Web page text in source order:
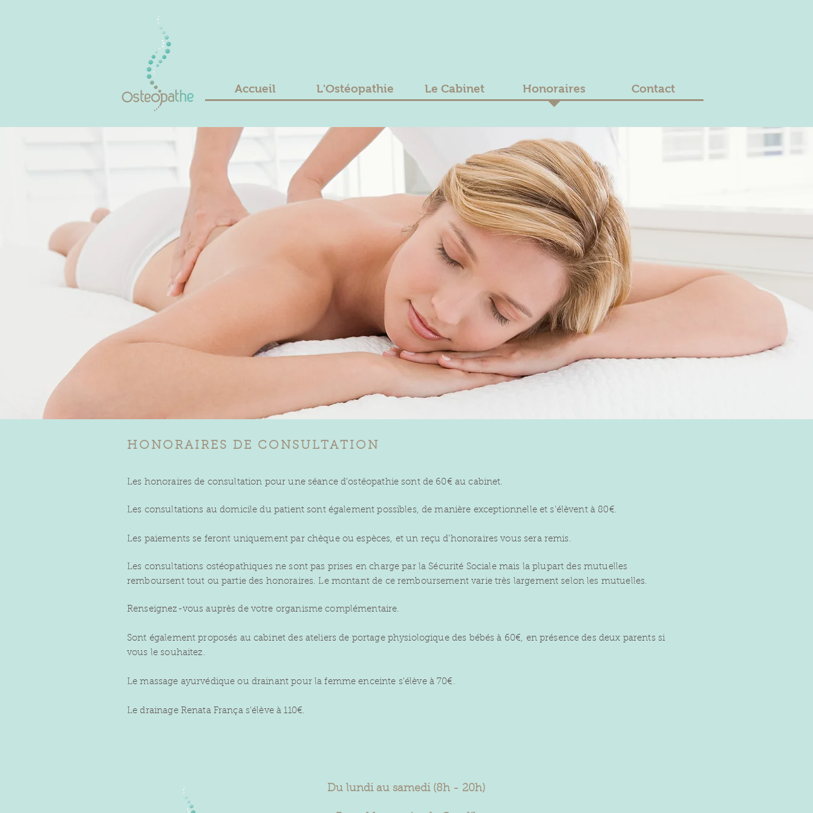
Accueil L'Ostéopathie Le Cabinet Honoraires Contact
HONORAIRES DE CONSULTATION
Les honoraires de consultation pour une séance d'ostéopathie sont de 60€ au cabinet.
Les consultations au domicile du patient sont également possibles, de manière exceptionnelle et s'élèvent à 80€.
Les paiements se feront uniquement par chèque ou espèces, et un reçu d'honoraires vous sera remis.
Les consultations ostéopathiques ne sont pas prises en charge par la Sécurité Sociale mais la plupart des mutuelles
remboursent tout ou partie des honoraires. Le montant de ce remboursement varie très largement selon les mutuelles.
Renseignez-vous auprès de votre organisme complémentaire.
Sont également proposés au cabinet des ateliers de portage physiologique des bébés à 60€, en présence des deux parents si
vous le souhaitez.
Le massage ayurvédique ou drainant pour la femme enceinte s'élève à 70€.
Le drainage Renata França s'élève à 110€.
Du lundi au samedi (8h - 20h)